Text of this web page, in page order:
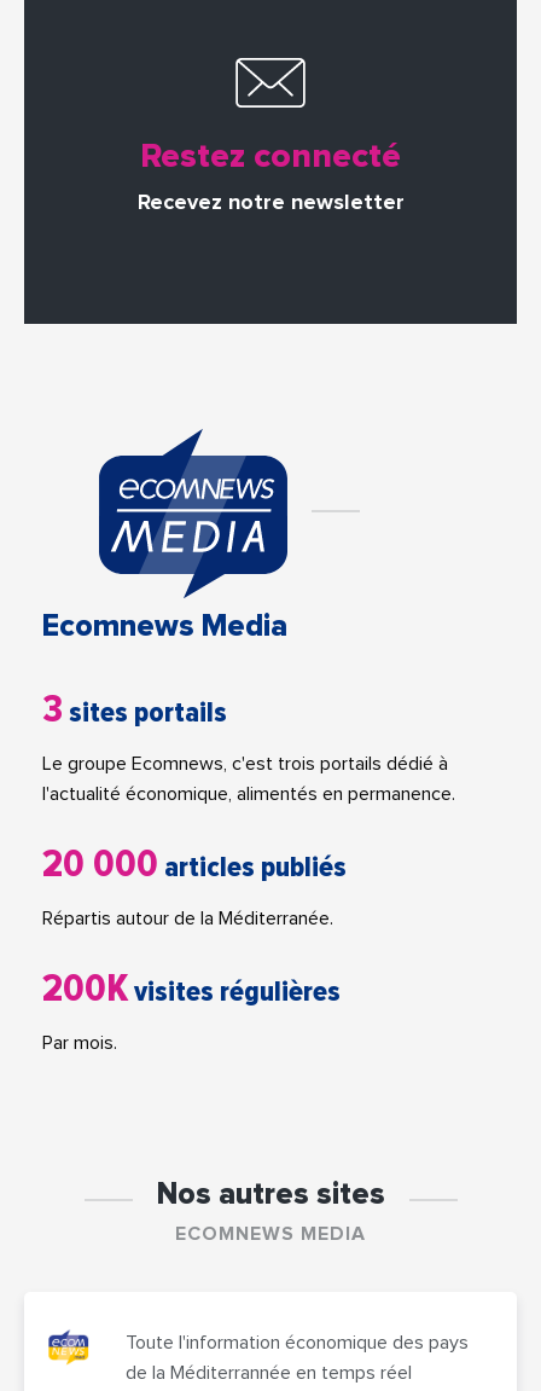
Restez connecté
Recevez notre newsletter
Ecomnews Media
3 sites portails
Le groupe Ecomnews, c'est trois portails dédié à
l'actualité économique, alimentés en permanence.
20 000 articles publiés
Répartis autour de la Méditerranée.
200Kvisites régulières
Par mois.
Nos autres sites
ECOMNEWS MEDIA
Toute l'information économique des pays
de la Méditerrannée en temps réel